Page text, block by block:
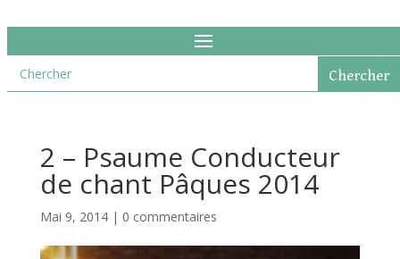
2 – Psaume Conducteur
de chant Pâques 2014
Mai 9, 2014| 0 commentaires